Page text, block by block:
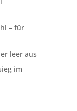
– für
leer aus
im